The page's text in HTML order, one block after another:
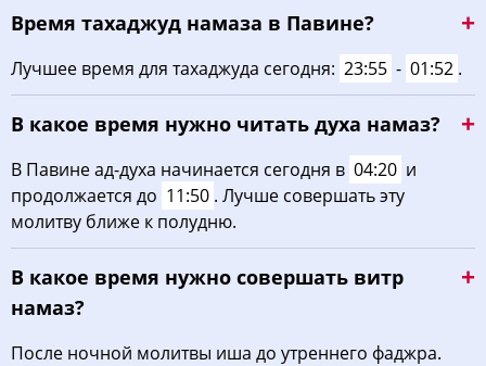
22, Сб 02:05 04:30
02:06 04:32 11:58 15:53 19:23 21:40
24, Пн 02:06 04:34 11:58 15:52 19:20 21:39
02:07 04:36 11:58 15:50 19:17
02:08 04:39 11:57
27, Чт 02:09 04:41 11:57 15:47 19:12 21:31
Время тахаджуд намаза в Павине?
Лучшее время для тахаджуда сегодня: 23:55 - 01:52 .
В какое время нужно читать духа намаз?
В Павине ад-духа начинается сегодня в 04:20 и
продолжается до 11:50 . Лучше совершать эту
молитву ближе к полудню.
В какое время нужно совершать витр
намаз?
После ночной молитвы иша до утреннего фаджра.